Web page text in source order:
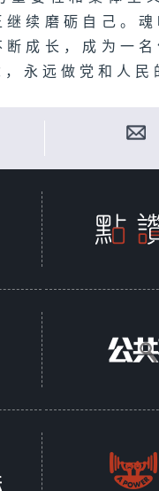
继续磨砺自己。
断成长，成为一
永远做党和人民